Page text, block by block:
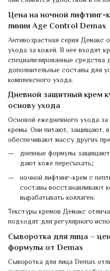
Цена на ночной лифтинг-
линии Age Control Demax
Антивозрастная серия Демакс
ухода за кожей. В нее входят
специализированные средства
дополнительные составы для
комплексного ухода.
Дневной защитный крем
основу ухода
Основой ежедневного ухода
кремы. Они питают, защищают,
обеспечивают массу других
дневные формулы
дают коже пересыхать;
ночной лифтинг-крем с
составы восстанавливают
вырабатывать коллаген.
Текстуры кремов Демакс
подходят для регулярного
Сыворотка для лица –
формулы от Demax
Сыворотка для лица Demax